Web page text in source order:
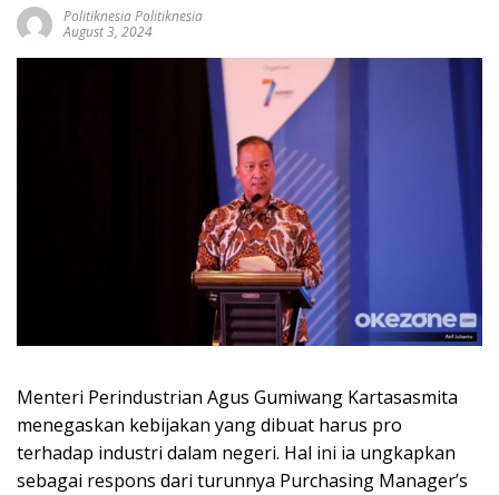
Politiknesia Politiknesia
August 3, 2024
Menteri Perindustrian Agus Gumiwang Kartasasmita
menegaskan kebijakan yang dibuat harus pro
terhadap industri dalam negeri. Hal ini ia ungkapkan
sebagai respons dari turunnya Purchasing Manager’s